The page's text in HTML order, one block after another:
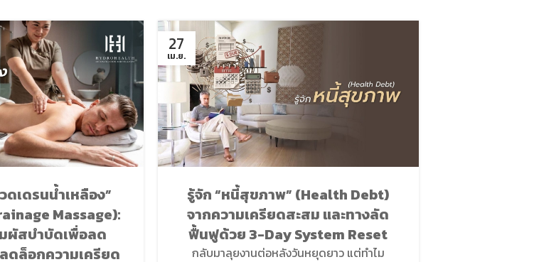
ดเดรนน้ำเหลือง”
Massage):
ผัสบำบัดเพื่อลด
ดล็อกความเครียด
27
เม.ย.
รู้จัก “หนี้สุขภาพ” (Health Debt)
จากความเครียดสะสม และทางลัด
ฟื้นฟูด้วย 3-Day System Reset
กลับมาลุยงานต่อหลังวันหยุดยาว แต่ทำไม